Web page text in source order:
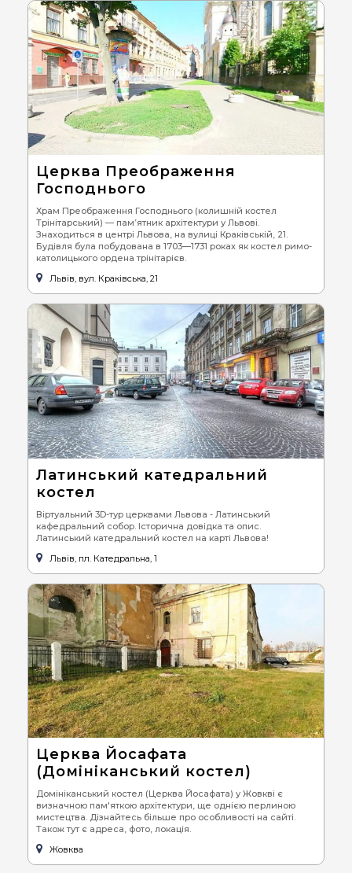
Церква Преображення
Господнього
Храм Преображення Господнього (колишній костел
Трінітарський) — пам’ятник архітектури у Львові.
Знаходиться в центрі Львова, на вулиці Краківській, 21.
Будівля була побудована в 1703—1731 роках як костел римо-
католицького ордена трінітарієв.
Львів, вул. Краківська, 21
Латинський катедральний
костел
Віртуальний 3D-тур церквами Львова - Латинський
кафедральний собор. Історична довідка та опис.
Латинський катедральний костел на карті Львова!
Львів, пл. Катедральна, 1
Церква Йосафата
(Домініканський костел)
Домініканський костел (Церква Йосафата) у Жовкві є
визначною пам'яткою архітектури, ще однією перлиною
мистецтва. Дізнайтесь більше про особливості на сайті.
Також тут є адреса, фото, локація.
Жовква